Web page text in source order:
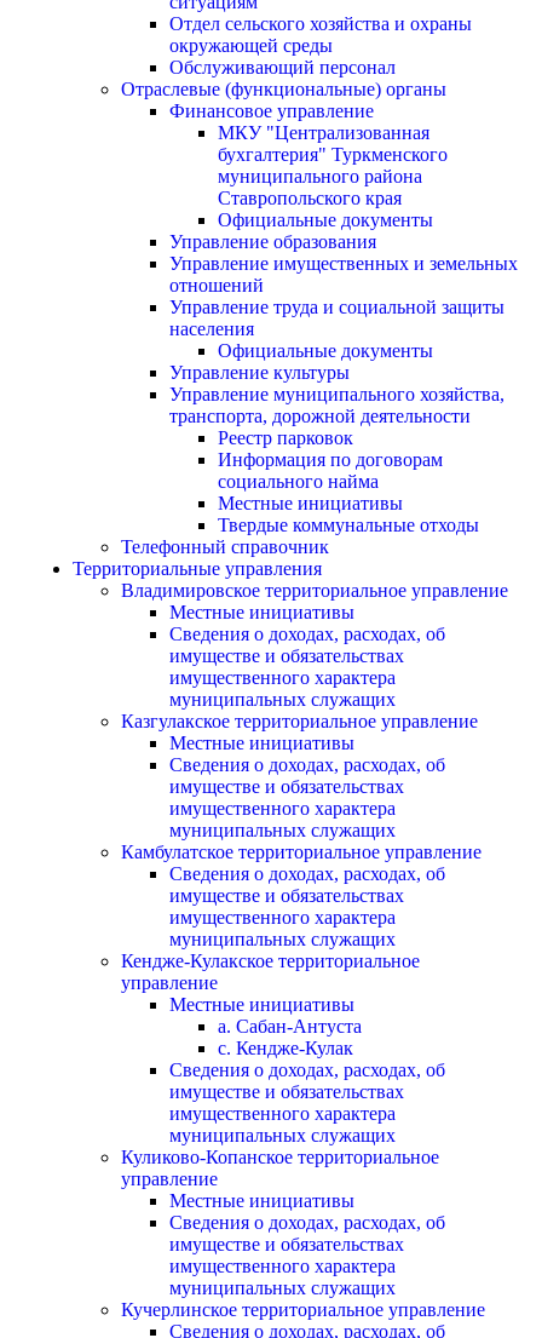
Отдел сельского хозяйства и охраны
окружающей среды
Обслуживающий персонал
Отраслевые (функциональные) органы
Финансовое управление
МКУ "Централизованная
бухгалтерия" Туркменского
муниципального района
Ставропольского края
Официальные документы
Управление образования
Управление имущественных и земельных
отношений
Управление труда и социальной защиты
населения
Официальные документы
Управление культуры
Управление муниципального хозяйства,
транспорта, дорожной деятельности
Реестр парковок
Информация по договорам
социального найма
Местные инициативы
Твердые коммунальные отходы
Телефонный справочник
Территориальные управления
Владимировское территориальное управление
Местные инициативы
Сведения о доходах, расходах, об
имуществе и обязательствах
имущественного характера
муниципальных служащих
Казгулакское территориальное управление
Местные инициативы
Сведения о доходах, расходах, об
имуществе и обязательствах
имущественного характера
муниципальных служащих
Камбулатское территориальное управление
Сведения о доходах, расходах, об
имуществе и обязательствах
имущественного характера
муниципальных служащих
Кендже-Кулакское территориальное
управление
Местные инициативы
а. Сабан-Антуста
с. Кендже-Кулак
Сведения о доходах, расходах, об
имуществе и обязательствах
имущественного характера
муниципальных служащих
Куликово-Копанское территориальное
управление
Местные инициативы
Сведения о доходах, расходах, об
имуществе и обязательствах
имущественного характера
муниципальных служащих
Кучерлинское территориальное управление
Сведения о доходах, расходах, об